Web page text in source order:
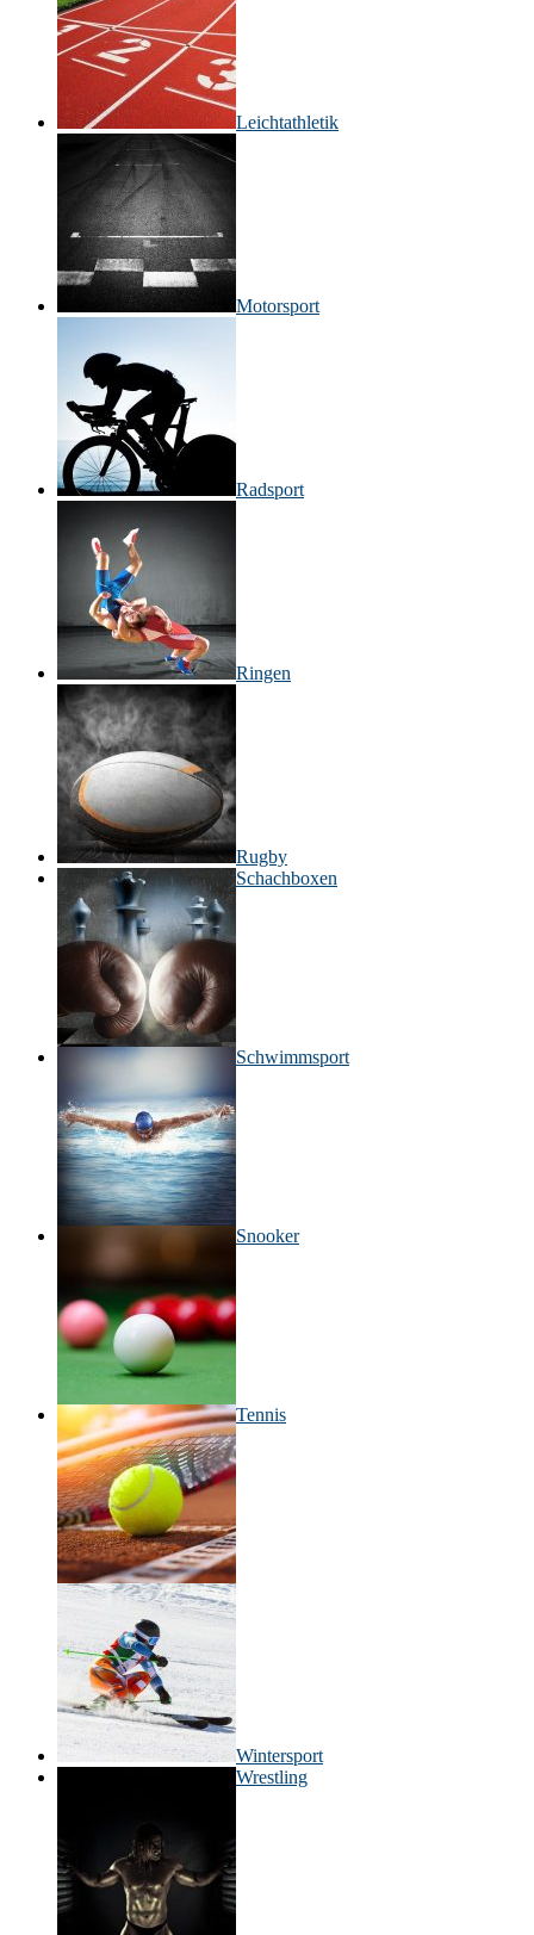
Leichtathletik
Motorsport
Radsport
Ringen
Rugby
Schachboxen
Schwimmsport
Snooker
Tennis
Wintersport
Wrestling